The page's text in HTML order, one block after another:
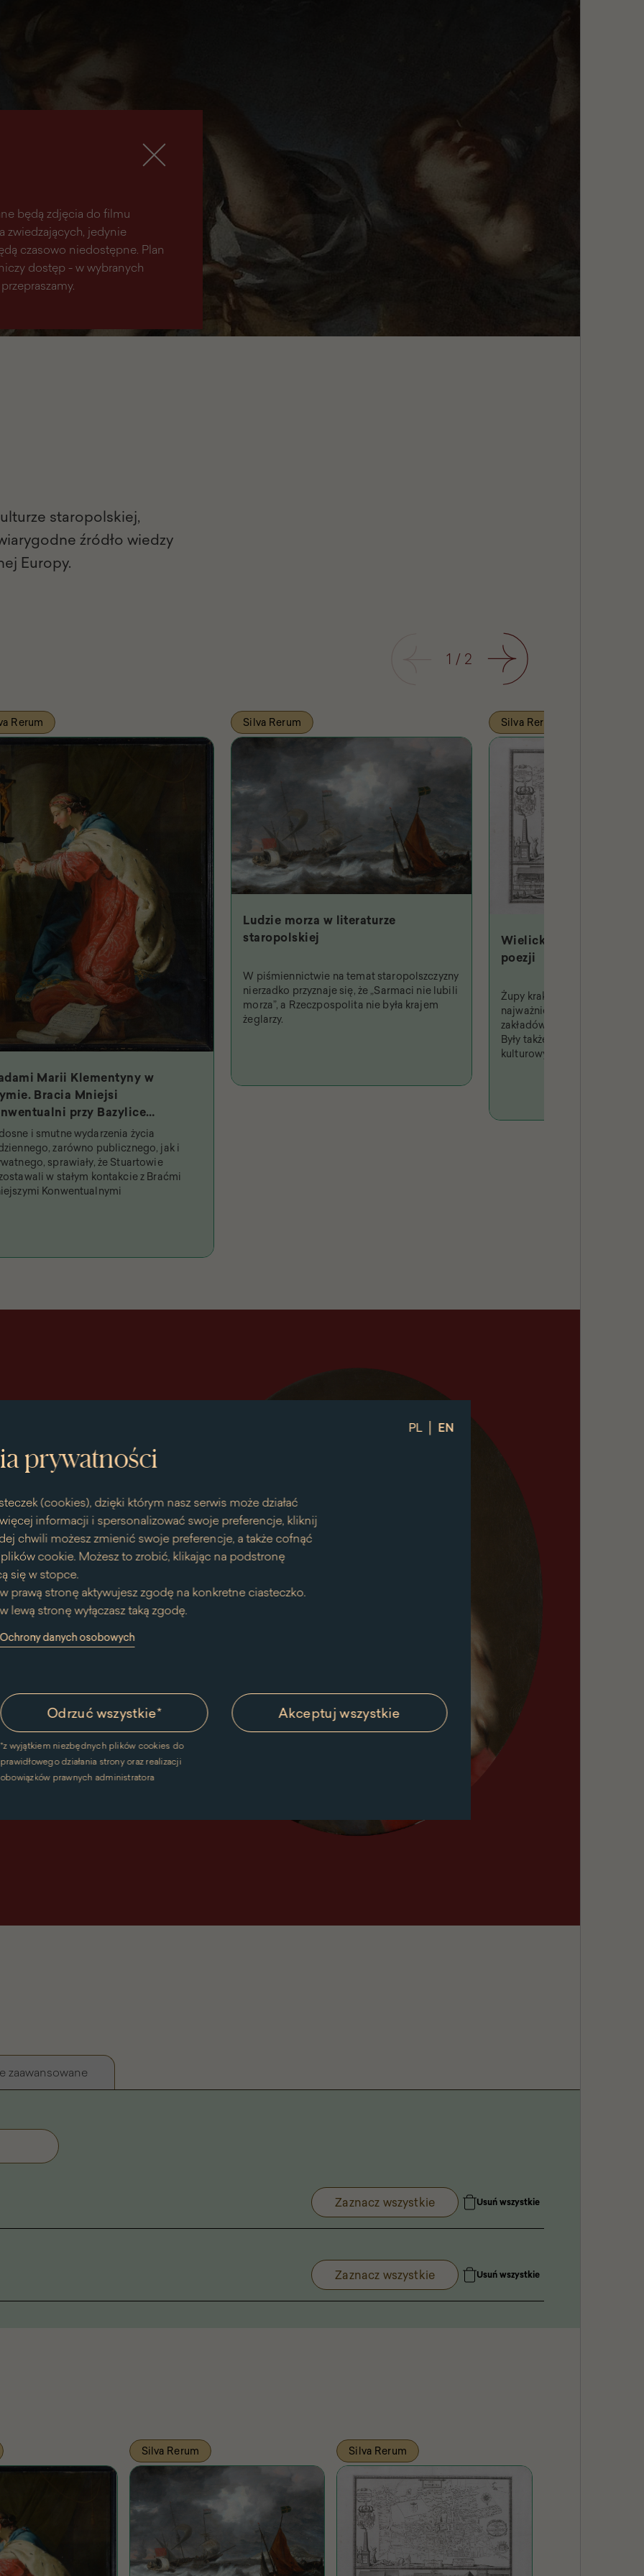
PL | EN
prywatności
(cookies), dzięki którym nasz serwis może działać
informacji i spersonalizować swoje preferencje, kliknij
chwili możesz zmienić swoje preferencje, a także cofnąć
cookie. Możesz to zrobić, klikając na podstronę
się w stopce.
prawą stronę aktywujesz zgodę na konkretne ciasteczko.
lewą stronę wyłączasz taką zgodę.
danych osobowych
Odrzuć wszystkie*
*z wyjątkiem niezbędnych plików cookies do
prawidłowego działania strony oraz realizacji
obowiązków prawnych administratora
Akceptuj wszystkie
będą zdjęcia do filmu
zwiedzających, jedynie
czasowo niedostępne. Plan
dostęp - w wybranych
staropolskiej,
źródło wiedzy
Europy.
1 / 2 Następny
Rerum
Marii Klementyny w
Bracia Mniejsi
przy Bazylice
Dwunastu Apostołów i
królowa
i smutne wydarzenia życia
zarówno publicznego, jak i
sprawiały, że Stuartowie
w stałym kontakcie z Braćmi
Konwentualnymi
Silva Rerum
Ludzie morza w literaturze
staropolskiej
W piśmiennictwie na temat staropolszczyzny
nierzadko przyznaje się, że „Sarmaci nie lubili
morza”, a Rzeczpospolita nie była krajem
żeglarzy.
Silva Rerum
Wielicki Hades w
poezji
Żupy krakowskie były jednym
najważniejszych i
zakładów produkcyjnych w
Były także fenomenem
kulturowym, niejednokrotnie
zaawansowane
Zaznacz wszystkie Usuń wszystkie
Zaznacz wszystkie Usuń wszystkie
Silva Rerum Silva Rerum